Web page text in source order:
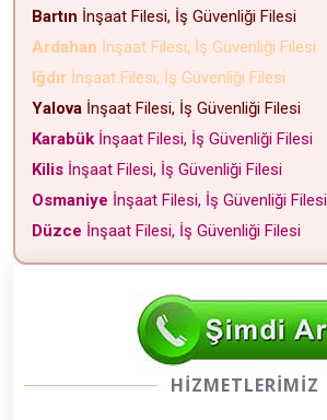
Bartın İnşaat Filesi, İş Güvenliği Filesi
Ardahan İnşaat Filesi, İş Güvenliği Filesi
Iğdır İnşaat Filesi, İş Güvenliği Filesi
Yalova İnşaat Filesi, İş Güvenliği Filesi
Karabük İnşaat Filesi, İş Güvenliği Filesi
Kilis İnşaat Filesi, İş Güvenliği Filesi
Osmaniye İnşaat Filesi, İş Güvenliği Filesi
Düzce İnşaat Filesi, İş Güvenliği Filesi
HİZMETLERİMİZ